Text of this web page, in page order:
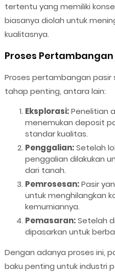
tertentu yang memiliki
biasanya diolah untuk
kualitasnya.
Proses Pertambangan
Proses pertambangan
tahap penting, antara lain:
Eksplorasi:Penelitian
menemukan deposit
standar kualitas.
Penggalian:Setelah
penggalian dilakukan
dari tanah.
Pemrosesan:Pasir
untuk menghilangkan
kemurniannya.
Pemasaran:Setelah
dipasarkan untuk
Dengan adanya proses ini,
baku penting untuk industri